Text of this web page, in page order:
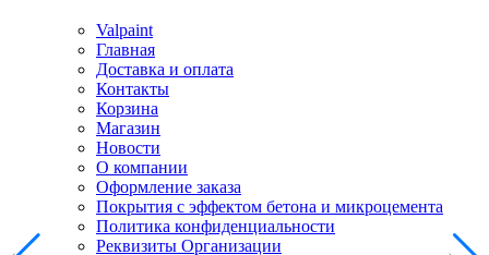
Valpaint
Главная
Доставка и оплата
Контакты
Корзина
Магазин
Новости
О компании
Оформление заказа
Покрытия с эффектом бетона и микроцемента
Политика конфиденциальности
Реквизиты Организации